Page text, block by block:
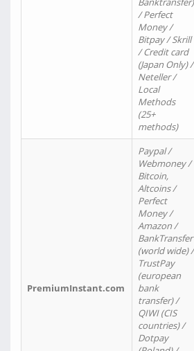
/ Perfect
Money /
Bitpay / Skrill
/ Credit card
(Japan Only) /
Neteller /
Local
Methods
(25+
methods)
PremiumInstant.com
Paypal /
Webmoney /
Bitcoin,
Altcoins /
Perfect
Money /
Amazon /
BankTransfer
(world wide) /
TrustPay
(european
bank
transfer) /
QIWI (CIS
countries) /
Dotpay